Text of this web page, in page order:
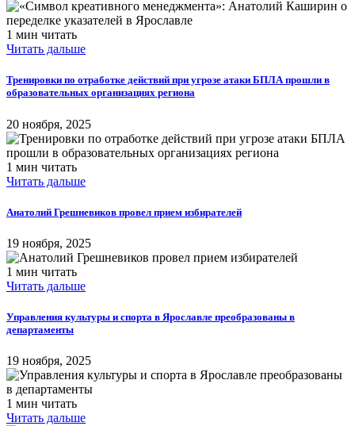
1 мин читать
Читать дальше
​Тренировки по отработке действий при угрозе атаки БПЛА прошли в
образовательных организациях региона
20 ноября, 2025
1 мин читать
Читать дальше
Анатолий Грешневиков провел прием избирателей
19 ноября, 2025
1 мин читать
Читать дальше
Управления культуры и спорта в Ярославле преобразованы в
департаменты
19 ноября, 2025
1 мин читать
Читать дальше